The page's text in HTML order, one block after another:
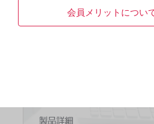
会員メリットについ